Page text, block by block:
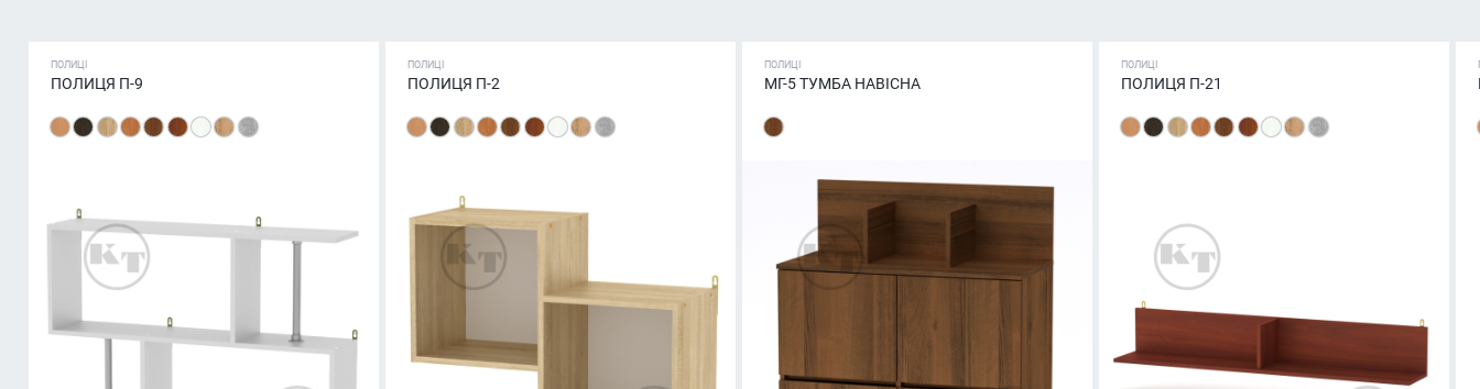
ПОЛИЦІ
ПОЛИЦЯ П-9
ПОЛИЦІ
ПОЛИЦЯ П-2
ПОЛИЦІ
МГ-5 ТУМБА НАВІСНА
ПОЛИЦІ
ПОЛИЦЯ П-21